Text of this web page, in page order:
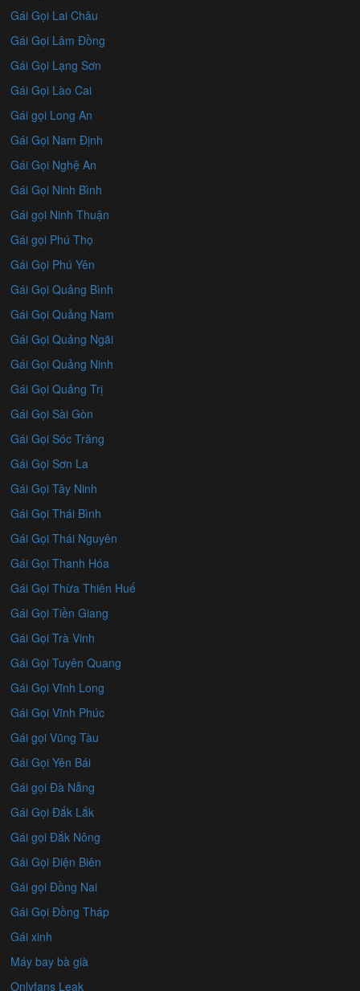
Gái Gọi Lai Châu
Gái Gọi Lâm Đồng
Gái Gọi Lạng Sơn
Gái Gọi Lào Cai
Gái gọi Long An
Gái Gọi Nam Định
Gái Gọi Nghệ An
Gái Gọi Ninh Bình
Gái gọi Ninh Thuận
Gái gọi Phú Thọ
Gái Gọi Phú Yên
Gái Gọi Quảng Bình
Gái Gọi Quảng Nam
Gái Gọi Quảng Ngãi
Gái Gọi Quảng Ninh
Gái Gọi Quảng Trị
Gái Gọi Sài Gòn
Gái Gọi Sóc Trăng
Gái Gọi Sơn La
Gái Gọi Tây Ninh
Gái Gọi Thái Bình
Gái Gọi Thái Nguyên
Gái Gọi Thanh Hóa
Gái Gọi Thừa Thiên Huế
Gái Gọi Tiền Giang
Gái Gọi Trà Vinh
Gái Gọi Tuyên Quang
Gái Gọi Vĩnh Long
Gái Gọi Vĩnh Phúc
Gái gọi Vũng Tàu
Gái Gọi Yên Bái
Gái gọi Đà Nẵng
Gái Gọi Đắk Lắk
Gái gọi Đắk Nông
Gái Gọi Điện Biên
Gái gọi Đồng Nai
Gái Gọi Đồng Tháp
Gái xinh
Máy bay bà già
Onlyfans Leak